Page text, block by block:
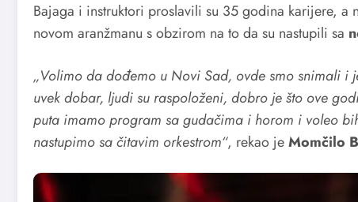
Bajaga i instruktori proslavili su 35 godina karijere, a
novom aranžmanu s obzirom na to da su nastupili sa
„Volimo da dođemo u Novi Sad, ovde smo snimali i
uvek dobar, ljudi su raspoloženi, dobro je što ove
puta imamo program sa gudačima i horom i voleo
nastupimo sa čitavim orkestrom“, rekao jeMomčilo